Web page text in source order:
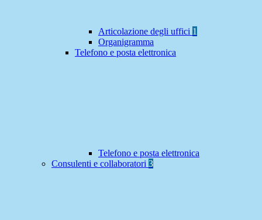
Articolazione degli uffici 1
Organigramma
Telefono e posta elettronica
Telefono e posta elettronica
Consulenti e collaboratori 3